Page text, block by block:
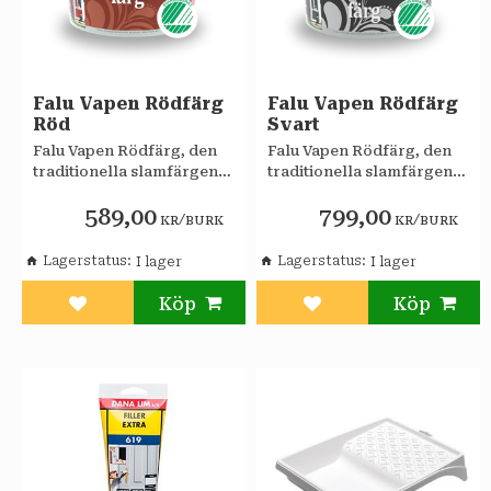
Falu Vapen Rödfärg
Röd
Falu Vapen Rödfärg, den
traditionella slamfärgen
järnvitriol och
järnoxidpigment.
589,00 KR/BURK
Lägg till i favoriter
Lagerstatus
Falu Vapen Rödfärg
Svart
Falu Vapen Rödfärg, den
traditionella slamfärgen
järnvitriol och
järnoxidpigment.
799,00 KR/BURK
Lägg till i favoriter
Lagerstatus